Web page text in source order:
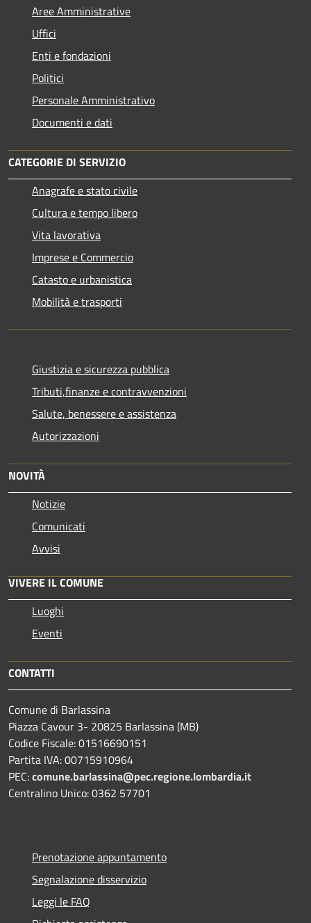
Aree Amministrative
Uffici
Enti e fondazioni
Politici
Personale Amministrativo
Documenti e dati
CATEGORIE DI SERVIZIO
Anagrafe e stato civile
Cultura e tempo libero
Vita lavorativa
Imprese e Commercio
Catasto e urbanistica
Mobilità e trasporti
Giustizia e sicurezza pubblica
Tributi,finanze e contravvenzioni
Salute, benessere e assistenza
Autorizzazioni
NOVITÀ
Notizie
Comunicati
Avvisi
VIVERE IL COMUNE
Luoghi
Eventi
CONTATTI
Comune di Barlassina
Piazza Cavour 3- 20825 Barlassina (MB)
Codice Fiscale: 01516690151
Partita IVA: 00715910964
PEC:comune.barlassina@pec.regione.lombardia.it
Centralino Unico: 0362 57701
Prenotazione appuntamento
Segnalazione disservizio
Leggi le FAQ